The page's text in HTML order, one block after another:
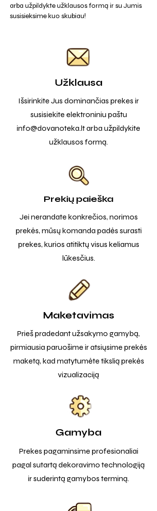
arba užpildykte užklausos formą ir su Jumis
susisieksime kuo skubiau!
Užklausa
Išsirinkite Jus dominančias prekes ir
susisiekite elektroniniu paštu
info@dovanoteka.ltarba užpildykite
užklausos formą.
Prekių paieška
Jei nerandate konkrečios, norimos
prekės, mūsų komanda padės surasti
prekes, kurios atitiktų visus keliamus
lūkesčius.
Maketavimas
Prieš pradedant užsakymo gamybą,
pirmiausia paruošime ir atsiųsime prekės
maketą, kad matytumėte tikslią prekės
vizualizaciją
Gamyba
Prekes pagaminsime profesionaliai
pagal sutartą dekoravimo technologiją
ir suderintą gamybos terminą.